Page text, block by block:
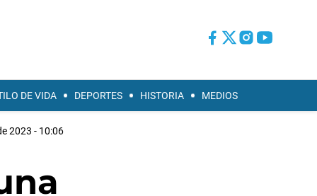
DE VIDA DEPORTES HISTORIA MEDIOS
2023 - 10:06